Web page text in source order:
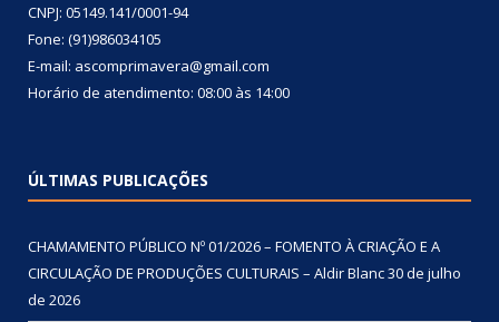
CNPJ: 05149.141/0001-94
Fone: (91)986034105
E-mail: ascomprimavera@gmail.com
Horário de atendimento: 08:00 às 14:00
ÚLTIMAS PUBLICAÇÕES
CHAMAMENTO PÚBLICO Nº 01/2026 – FOMENTO À CRIAÇÃO E A
CIRCULAÇÃO DE PRODUÇÕES CULTURAIS – Aldir Blanc30 de julho
de 2026